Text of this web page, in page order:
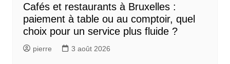
Cafés et restaurants à Bruxelles :
paiement à table ou au comptoir, quel
choix pour un service plus fluide ?
pierre 3 août 2026